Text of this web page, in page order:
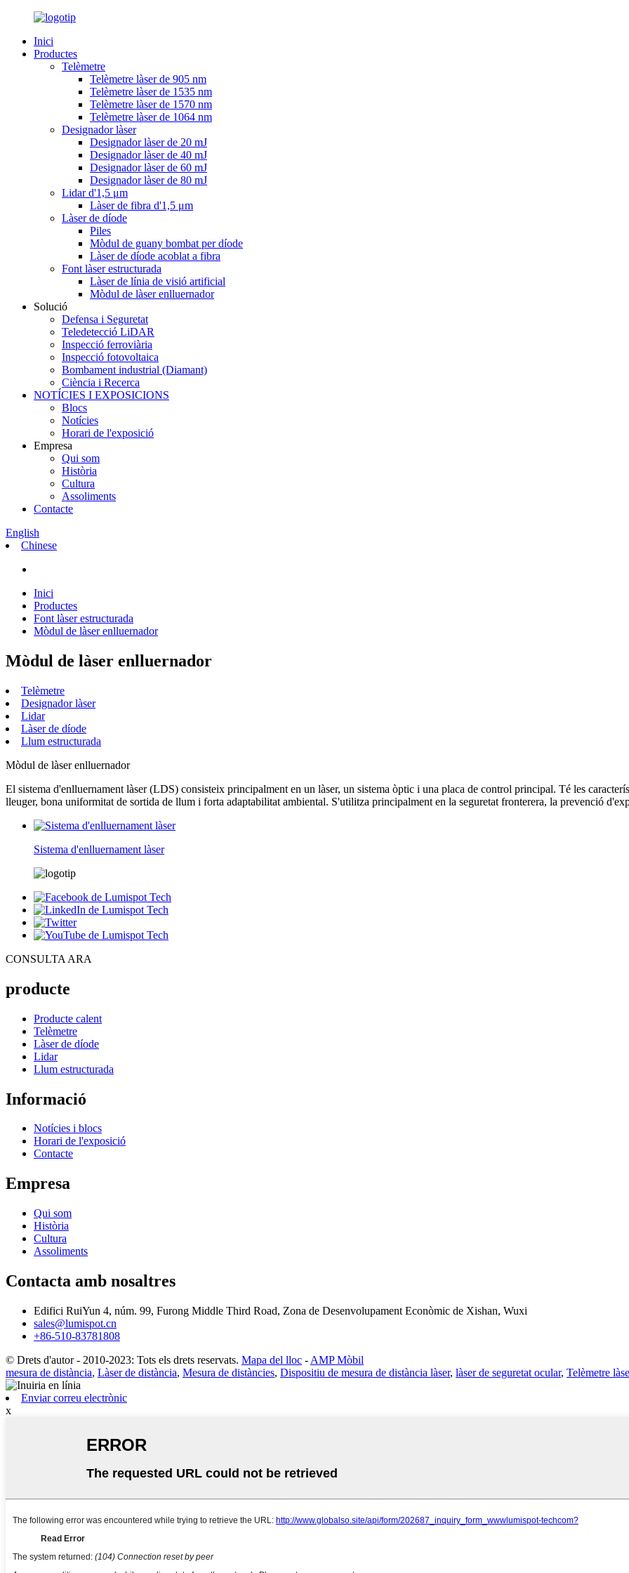
Inici
Productes
Telèmetre
Telèmetre làser de 905 nm
Telèmetre làser de 1535 nm
Telèmetre làser de 1570 nm
Telèmetre làser de 1064 nm
Designador làser
Designador làser de 20 mJ
Designador làser de 40 mJ
Designador làser de 60 mJ
Designador làser de 80 mJ
Lidar d'1,5 μm
Làser de fibra d'1,5 μm
Làser de díode
Piles
Mòdul de guany bombat per díode
Làser de díode acoblat a fibra
Font làser estructurada
Làser de línia de visió artificial
Mòdul de làser enlluernador
Solució
Defensa i Seguretat
Teledetecció LiDAR
Inspecció ferroviària
Inspecció fotovoltaica
Bombament industrial (Diamant)
Ciència i Recerca
NOTÍCIES I EXPOSICIONS
Blocs
Notícies
Horari de l'exposició
Empresa
Qui som
Història
Cultura
Assoliments
Contacte
English
Chinese
Inici
Productes
Font làser estructurada
Mòdul de làser enlluernador
Mòdul de làser enlluernador
Telèmetre
Designador làser
Lidar
Làser de díode
Llum estructurada
Mòdul de làser enlluernador
El sistema d'enlluernament làser (LDS) consisteix principalment en un làser, un sistema òptic i una placa de control principal. Té les
lleuger, bona uniformitat de sortida de llum i forta adaptabilitat ambiental. S'utilitza principalment en la seguretat fronterera, la prevenció
Sistema d'enlluernament làser
CONSULTA ARA
producte
Producte calent
Telèmetre
Làser de díode
Lidar
Llum estructurada
Informació
Notícies i blocs
Horari de l'exposició
Contacte
Empresa
Qui som
Història
Cultura
Assoliments
Contacta amb nosaltres
Edifici RuiYun 4, núm. 99, Furong Middle Third Road, Zona de Desenvolupament Econòmic de Xishan, Wuxi
sales@lumispot.cn
+86-510-83781808
© Drets d'autor - 2010-2023: Tots els drets reservats. Mapa del lloc - AMP Mòbil
mesura de distància, Làser de distància, Mesura de distàncies, Dispositiu de mesura de distància làser, làser de seguretat ocular, Telèmetre
Enviar correu electrònic
x